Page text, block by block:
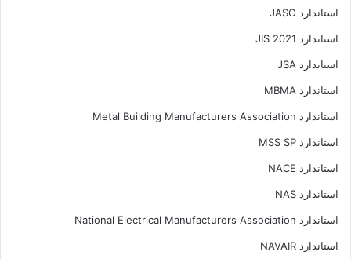
استاندارد JASO
استاندارد JIS 2021
استاندارد JSA
استاندارد MBMA
استاندارد Metal Building Manufacturers Association
استاندارد MSS SP
استاندارد NACE
استاندارد NAS
استاندارد National Electrical Manufacturers Association
استاندارد NAVAIR